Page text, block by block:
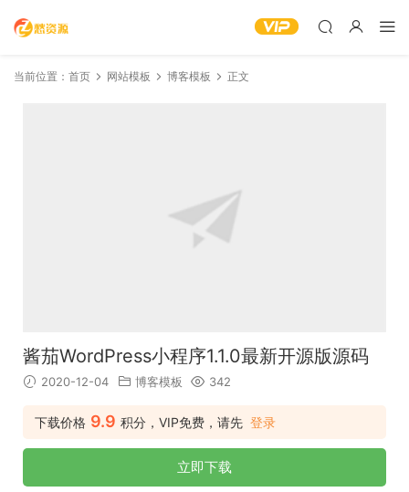
当前位置： 首页 网站模板 博客模板 正文
酱茄WordPress小程序1.1.0最新开源版源码
2020-12-04 博客模板 342
下载价格 9.9 积分，VIP免费，请先 登录
立即下载